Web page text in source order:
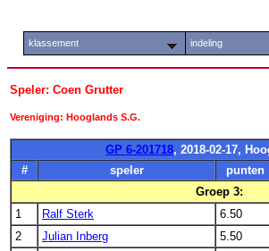
klassement indeling
Speler: Coen Grutter
Vereniging: Hooglands S.G.
GP 6-201718, 2018-02-17,
#
speler punten
Groep 3:
1
Ralf Sterk 6.50
2
Julian Inberg 5.50